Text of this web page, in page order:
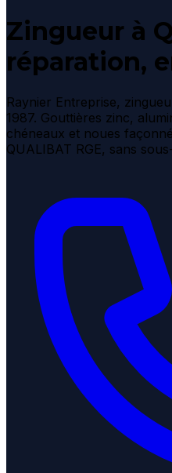
Zingueur à
réparation,
Raynier Entreprise,
1987. Gouttières zinc,
chéneaux et noues
QUALIBAT RGE, sans